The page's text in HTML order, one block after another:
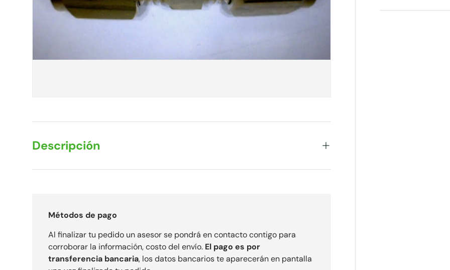
Descripción
Métodos de pago
Al finalizar tu pedido un asesor se pondrá en contacto contigo para
corroborar la información, costo del envío. El pago es por
transferencia bancaria, los datos bancarios te aparecerán en pantalla